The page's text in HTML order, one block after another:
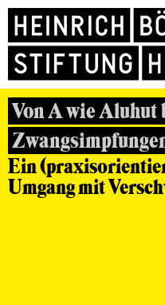
Von A wie Aluhut
Ein
Umgang mit